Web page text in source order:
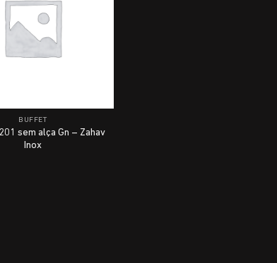
BUFFET
sem alça Gn – Zahav
Inox